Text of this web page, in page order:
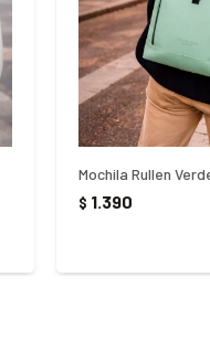
Mochila Rullen
$ 1.390